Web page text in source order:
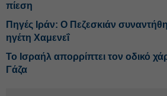
πίεση
Πηγές Ιράν: Ο Πεζεσκιάν
ηγέτη Χαμενεΐ
Το Ισραήλ απορρίπτει τον οδικό
Γάζα